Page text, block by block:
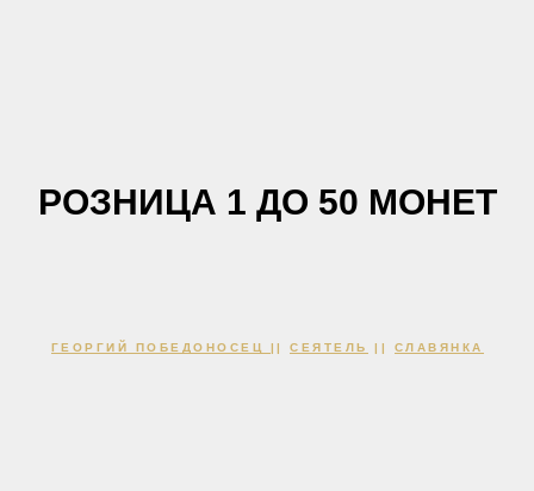
РОЗНИЦА 1 ДО 50 МОНЕТ
ГЕОРГИЙ ПОБЕДОНОСЕЦ || СЕЯТЕЛЬ || СЛАВЯНКА